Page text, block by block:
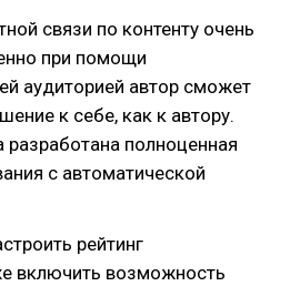
связи по контенту очень
при помощи
аудиторией автор сможет
к себе, как к автору.
полноценная
с автоматической
рейтинг
включить возможность